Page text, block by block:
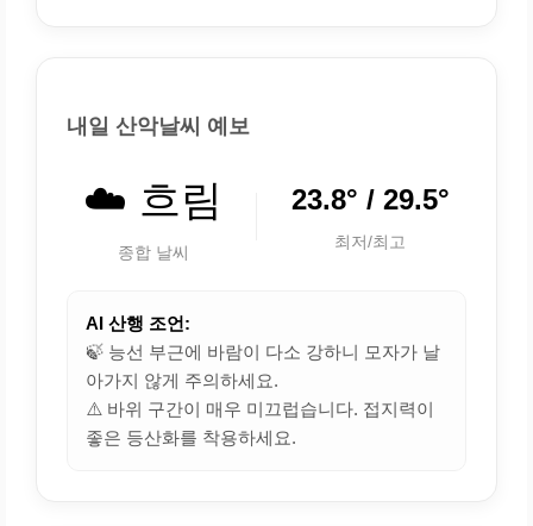
내일 산악날씨 예보
☁️ 흐림
종합 날씨
23.8° / 29.5°
최저/최고
AI 산행 조언:
🍃 능선 부근에 바람이 다소 강하니 모자가 날
아가지 않게 주의하세요.
⚠️ 바위 구간이 매우 미끄럽습니다. 접지력이
좋은 등산화를 착용하세요.